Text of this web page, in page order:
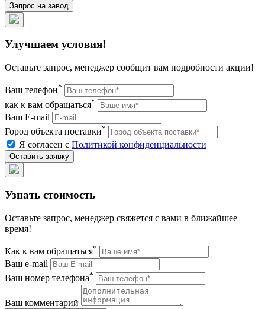
Улучшаем условия!
Оставьте запрос, менеджер сообщит вам подробности акции!
Ваш телефон*
как к вам обращаться*
Ваш E-mail
Город объекта поставки*
Я согласен с Политикой конфиденциальности
Узнать стоимость
Оставьте запрос, менеджер свяжется с вами в ближайшее
время!
Как к вам обращаться*
Ваш e-mail
Ваш номер телефона*
Ваш комментарий